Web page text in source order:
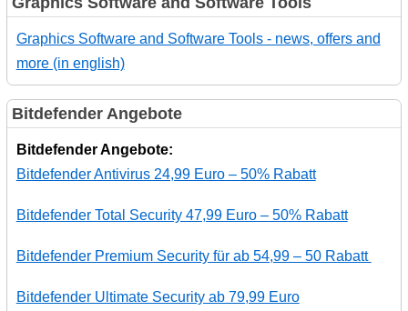
Graphics Software and Software Tools - news, offers and
more (in english)
Bitdefender Angebote
Bitdefender Angebote:
Bitdefender Antivirus 24,99 Euro – 50% Rabatt
Bitdefender Total Security 47,99 Euro – 50% Rabatt
Bitdefender Premium Security für ab 54,99 – 50 Rabatt
Bitdefender Ultimate Security ab 79,99 Euro